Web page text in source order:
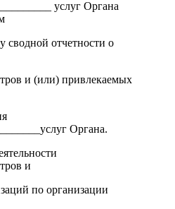
услуг Органа
отчетности о
и (или) привлекаемых
Органа.
и
по организации